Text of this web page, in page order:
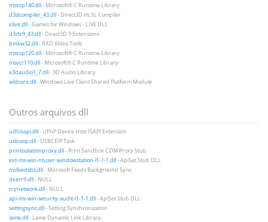
msvcp140.dll- Microsoft® C Runtime Library
d3dcompiler_43.dll- Direct3D HLSL Compiler
xlive.dll- Games for Windows - LIVE DLL
d3dx9_43.dll- Direct3D 9 Extensions
binkw32.dll- RAD Video Tools
msvcp120.dll- Microsoft® C Runtime Library
msvcr110.dll- Microsoft® C Runtime Library
x3daudio1_7.dll- 3D Audio Library
wldcore.dll- Windows Live Client Shared Platform Module
Outros arquivos dll
udhisapi.dll- UPnP Device Host ISAPI Extension
usbceip.dll- USBCEIP Task
printisolationproxy.dll- Print Sandbox COM Proxy Stub
ext-ms-win-ntuser-windowstation-l1-1-1.dll- ApiSet Stub DLL
msfeedsbs.dll- Microsoft Feeds Background Sync
dxerr9.dll- NULL
crynetwork.dll- NULL
api-ms-win-security-audit-l1-1-1.dll- ApiSet Stub DLL
settingsync.dll- Setting Synchronization
lame.dll- Lame Dynamic Link Library